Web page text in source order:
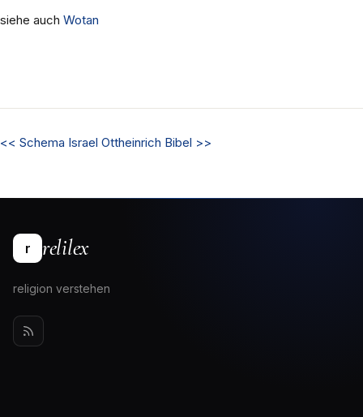
siehe auch Wotan
<< Schema Israel Ottheinrich Bibel >>
r relilex
religion verstehen